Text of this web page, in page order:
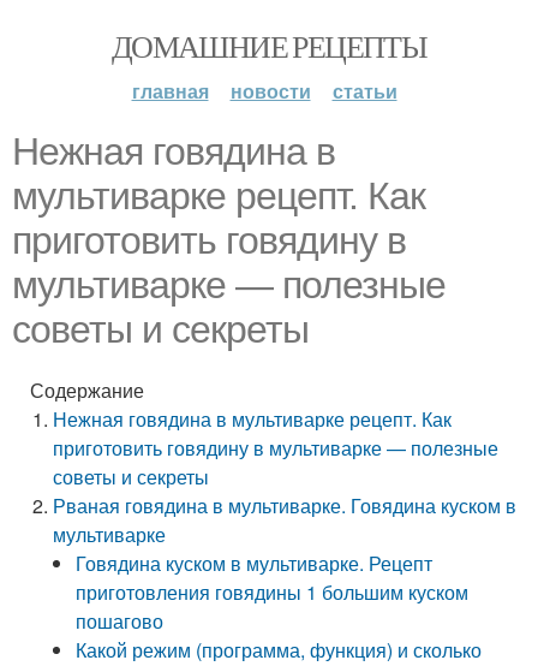
ДОМАШНИЕ РЕЦЕПТЫ
главная новости статьи
Нежная говядина в
мультиварке рецепт. Как
приготовить говядину в
мультиварке — полезные
советы и секреты
Содержание
Нежная говядина в мультиварке рецепт. Как
приготовить говядину в мультиварке — полезные
советы и секреты
Рваная говядина в мультиварке. Говядина куском в
мультиварке
Говядина куском в мультиварке. Рецепт
приготовления говядины 1 большим куском
пошагово
Какой режим (программа, функция) и сколько